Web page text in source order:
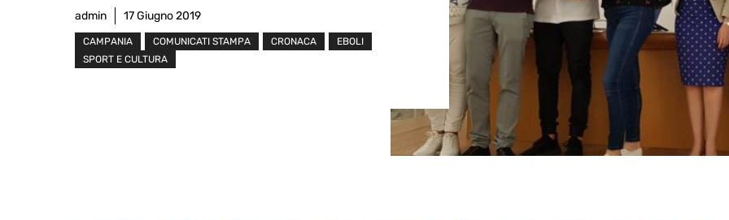
admin 17 Giugno 2019
CAMPANIA COMUNICATI STAMPA CRONACA
EBOLI
SPORT E CULTURA